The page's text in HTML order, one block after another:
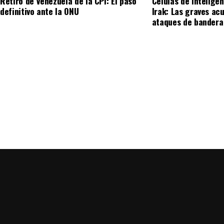
definitivo ante la ONU
Irak: Las graves
ataques de